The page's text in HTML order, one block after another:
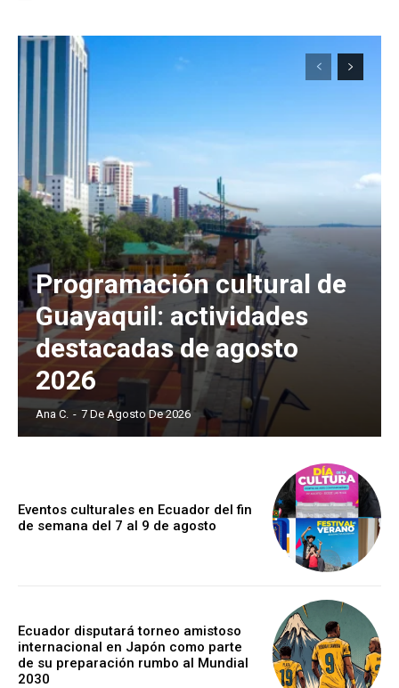
Programación cultural de
Guayaquil: actividades
destacadas de agosto
2026
Ana C. - 7 De Agosto De 2026
Eventos culturales en Ecuador del fin
de semana del 7 al 9 de agosto
Ecuador disputará torneo amistoso
internacional en Japón como parte
de su preparación rumbo al Mundial
2030